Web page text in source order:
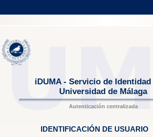
iDUMA - Servicio de Identidad
Universidad de Málaga
Autenticación centralizada
IDENTIFICACIÓN DE USUARIO